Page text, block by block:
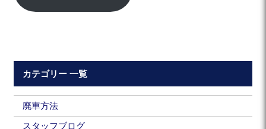
カテゴリー 一覧
廃車方法
スタッフブログ